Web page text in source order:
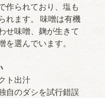
作られており、塩も
れます。 味噌は有機
せ味噌、麹が生きて
選んでいます。
ト出汁
自のダシを試行錯誤